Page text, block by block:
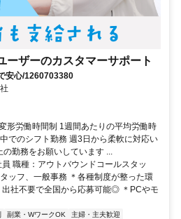
ーザーのカスタマーサポート
安心/1260703380
形労働時間制 1週間あたりの平均労働時
でのシフト勤務 週3日から柔軟に対応い
勤務をお願いしています ...
職種：アウトバウンドコールスタッ
ッフ、一般事務 ＊各種制度が整った環
社不要で全国から応募可能◎ ＊PCやモ
副業・WワークOK
主婦・主夫歓迎